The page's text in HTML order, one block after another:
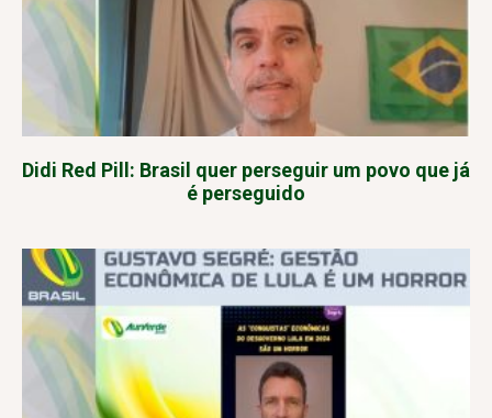
Didi Red Pill: Brasil quer perseguir um povo que já
é perseguido